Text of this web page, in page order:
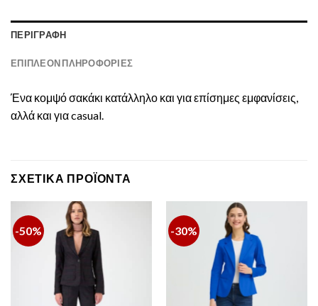
ΠΕΡΙΓΡΑΦΉ
ΕΠΙΠΛΈΟΝ ΠΛΗΡΟΦΟΡΊΕΣ
Ένα κομψό σακάκι κατάλληλο και για επίσημες εμφανίσεις,
αλλά και για casual.
ΣΧΕΤΙΚΆ ΠΡΟΪΌΝΤΑ
-50% -30%